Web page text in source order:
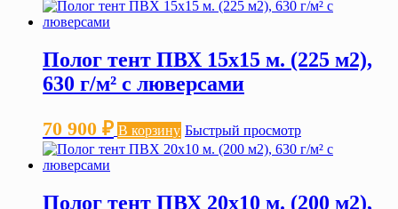
Полог тент ПВХ 15х15 м. (225 м2),
630 г/м² с люверсами
70 900 ₽ В корзину Быстрый просмотр
Полог тент ПВХ 20х10 м. (200 м2),